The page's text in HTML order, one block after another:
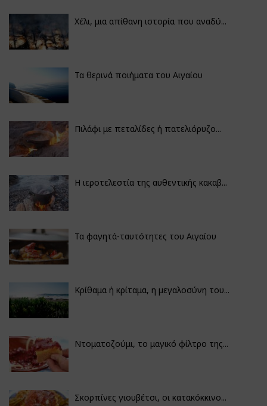
Χέλι, μια απίθανη ιστορία που αναδύ...
Τα θερινά ποιήματα του Αιγαίου
Πιλάφι με πεταλίδες ή πατελιόρυζο...
Η ιεροτελεστία της αυθεντικής κακαβ...
Τα φαγητά-ταυτότητες του Αιγαίου
Κρίθαμα ή κρίταμα, η μεγαλοσύνη του...
Ντοματοζούμι, το μαγικό φίλτρο της...
Σκορπίνες γιουβέτσι, οι κατακόκκινο...